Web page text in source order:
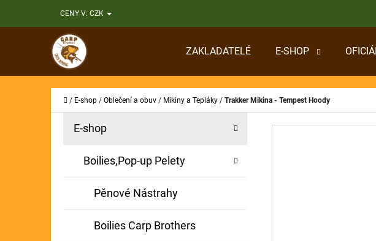
na
CENY V: CZK
ZAKLADATELÉ E-SHOP
Domů
/ E-shop / Oblečení a obuv / Mikiny a Tepláky / Trakker Mikina - Tempest Hoody
Přeskočit
E-shop
Boilies,Pop-up Pelety
Pěnové Nástrahy
Boilies Carp Brothers
O
Í
Zpět
do
obchodu
Zpět
do
obchodu
CO